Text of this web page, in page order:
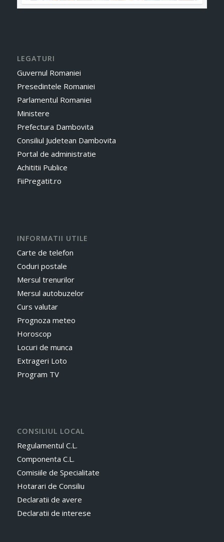
LEGATURI
Guvernul Romaniei
Presedintele Romaniei
Parlamentul Romaniei
Ministere
Prefectura Dambovita
Consiliul Judetean Dambovita
Portal de administratie
Achititii Publice
FiiPregatit.ro
INFORMATII UTILE
Carte de telefon
Coduri postale
Mersul trenurilor
Mersul autobuzelor
Curs valutar
Prognoza meteo
Horoscop
Locuri de munca
Extrageri Loto
Program TV
CONSILIUL LOCAL
Regulamentul C.L.
Componenta C.L.
Comisiile de Specialitate
Hotarari de Consiliu
Declaratii de avere
Declaratii de interese